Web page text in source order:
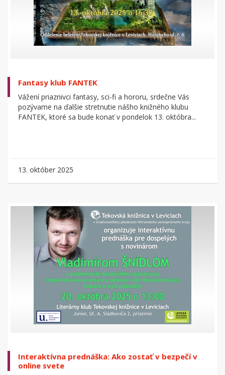
Fantasy klub FANTEK
Vážení priaznivci fantasy, sci-fi a hororu, srdečne Vás
pozývame na ďalšie stretnutie nášho knižného klubu
FANTEK, ktoré sa bude konať v pondelok 13. októbra...
13. október 2025
Interaktívna prednáška: Ako zostať v bezpečí v
online svete